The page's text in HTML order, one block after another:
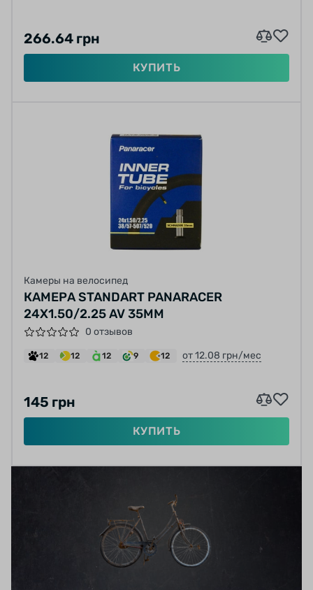
266.64 грн
КУПИТЬ
Камеры на велосипед
КАМЕРА STANDART PANARACER
24X1.50/2.25 AV 35MM
0 отзывов
12 12 12 9 12 от 12.08 грн/мес
145 грн
КУПИТЬ